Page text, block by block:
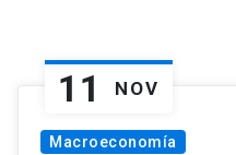
11 NOV
Macroeconomía